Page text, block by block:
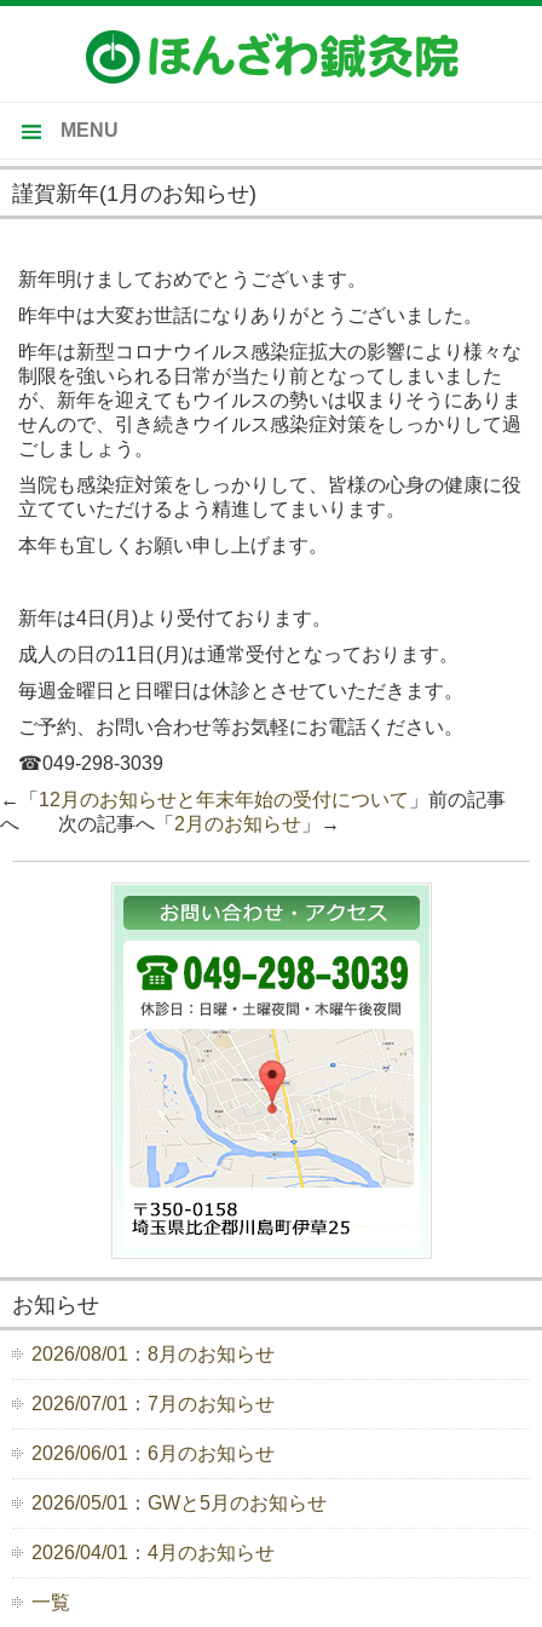
MENU
トップ
施術内容
受付時間・施術料金
施術の流れ・Ｑ＆Ａ
謹賀新年(1月のお知らせ)
新年明けましておめでとうございます。
昨年中は大変お世話になりありがとうございました。
昨年は新型コロナウイルス感染症拡大の影響により様々な
制限を強いられる日常が当たり前となってしまいました
が、新年を迎えてもウイルスの勢いは収まりそうにありま
せんので、引き続きウイルス感染症対策をしっかりして過
ごしましょう。
当院も感染症対策をしっかりして、皆様の心身の健康に役
立てていただけるよう精進してまいります。
本年も宜しくお願い申し上げます。
新年は4日(月)より受付ております。
成人の日の11日(月)は通常受付となっております。
毎週金曜日と日曜日は休診とさせていただきます。
ご予約、お問い合わせ等お気軽にお電話ください。
☎︎049-298-3039
←「 12月のお知らせと年末年始の受付について 」前の記事
へ 次の記事へ「 2月のお知らせ 」→
お知らせ
2026/08/01：8月のお知らせ
2026/07/01：7月のお知らせ
2026/06/01：6月のお知らせ
2026/05/01：GWと5月のお知らせ
2026/04/01：4月のお知らせ
一覧